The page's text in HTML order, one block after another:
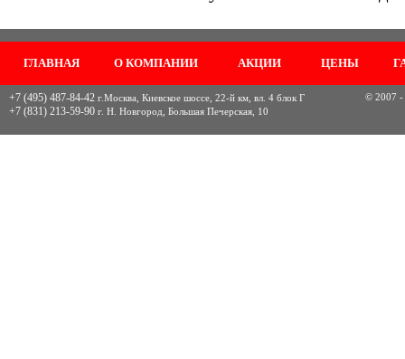
ГЛАВНАЯ О КОМПАНИИ АКЦИИ ЦЕНЫ
+7 (495) 487-84-42 г.Москва, Киевское шоссе, 22-й км, вл. 4 блок Г
+7 (831) 213-59-90 г. Н. Новгород, Большая Печерская, 10
© 2007